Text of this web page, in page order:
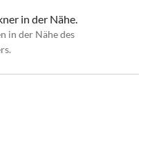
in der Nähe.
in der Nähe des